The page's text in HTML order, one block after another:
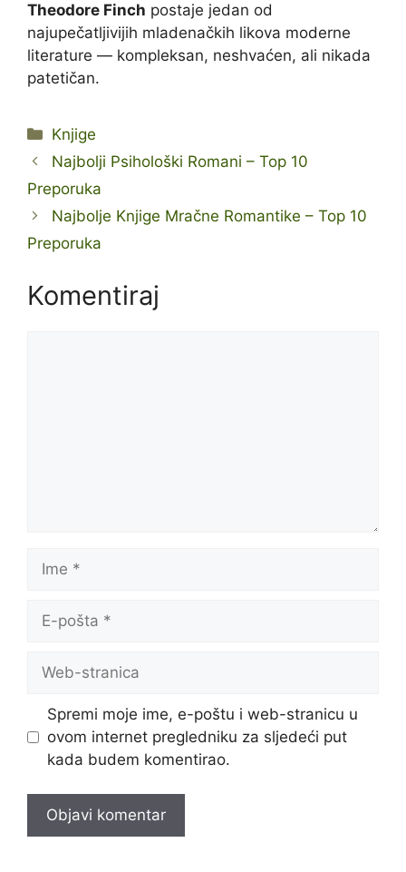
Theodore Finch postaje jedan od
najupečatljivijih mladenačkih likova moderne
literature — kompleksan, neshvaćen, ali nikada
patetičan.
Kategorije
Knjige
Najbolji Psihološki Romani – Top 10
Preporuka
Najbolje Knjige Mračne Romantike – Top 10
Preporuka
Komentiraj
pošta
stranica
Spremi moje ime, e-poštu i web-stranicu u
ovom internet pregledniku za sljedeći put
kada budem komentirao.